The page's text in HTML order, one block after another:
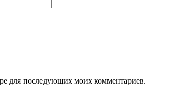
для последующих моих комментариев.